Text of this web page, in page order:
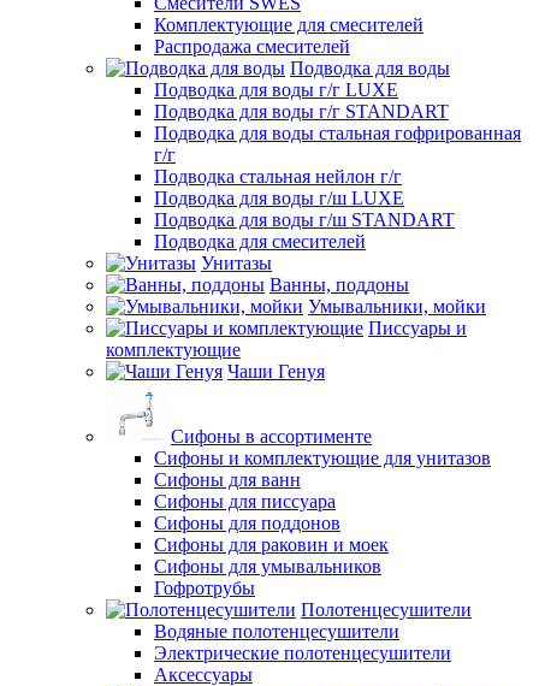
Комплектующие для смесителей
Распродажа смесителей
Подводка для воды
Подводка для воды г/г LUXE
Подводка для воды г/г STANDART
Подводка для воды стальная гофрированная
г/г
Подводка стальная нейлон г/г
Подводка для воды г/ш LUXE
Подводка для воды г/ш STANDART
Подводка для смесителей
Унитазы
Ванны, поддоны
Умывальники, мойки
Писсуары и
комплектующие
Чаши Генуя
Сифоны в ассортименте
Сифоны и комплектующие для унитазов
Сифоны для ванн
Сифоны для писсуара
Сифоны для поддонов
Сифоны для раковин и моек
Сифоны для умывальников
Гофротрубы
Полотенцесушители
Водяные полотенцесушители
Электрические полотенцесушители
Аксессуары